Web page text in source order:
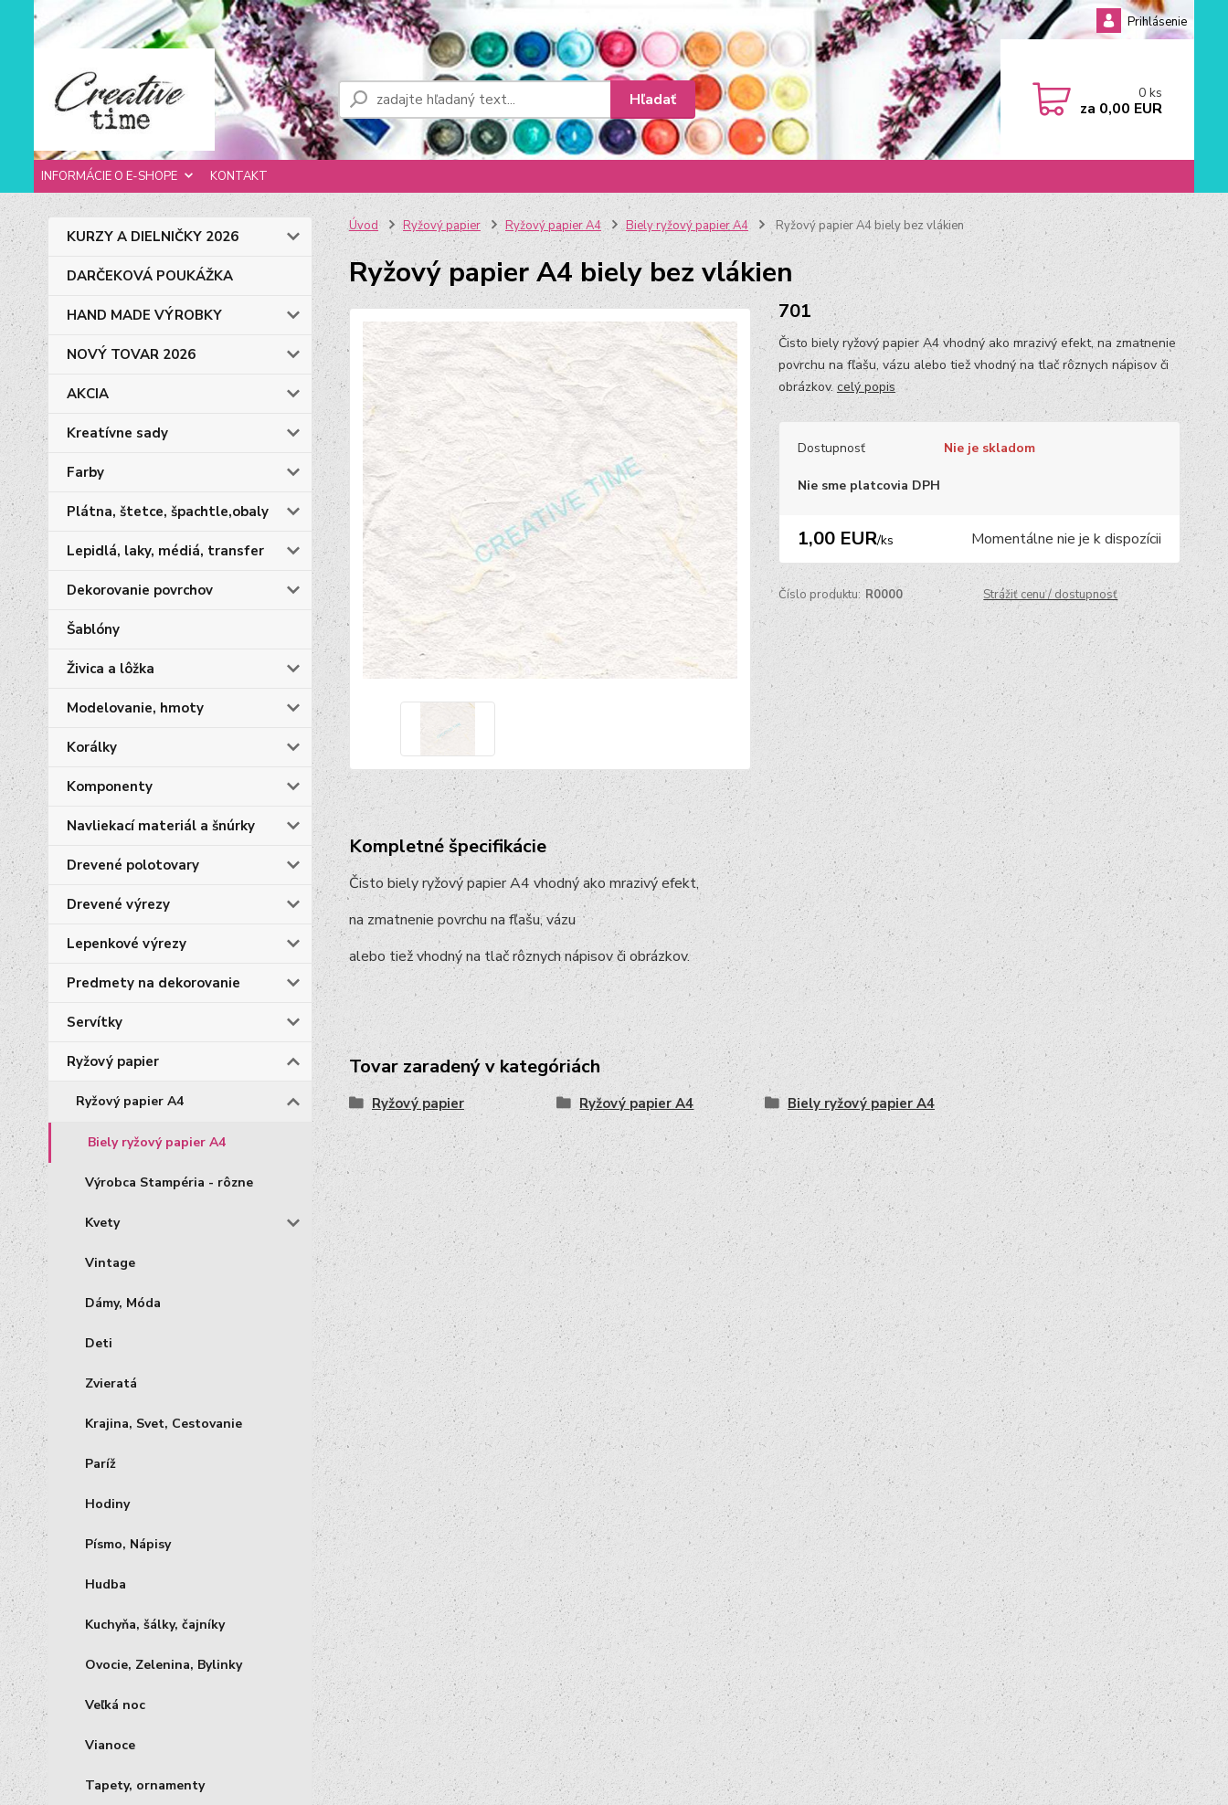
INFORMÁCIE O E-SHOPE KONTAKT
Prihlásenie
Hľadať 0ks
za 0,00 EUR
KURZY A DIELNIČKY 2026
DARČEKOVÁ POUKÁŽKA
HAND MADE VÝROBKY
NOVÝ TOVAR 2026
AKCIA
Kreatívne sady
Farby
Plátna, štetce, špachtle,obaly
Lepidlá, laky, médiá, transfer
Dekorovanie povrchov
Šablóny
Živica a lôžka
Modelovanie, hmoty
Korálky
Komponenty
Navliekací materiál a šnúrky
Drevené polotovary
Drevené výrezy
Lepenkové výrezy
Predmety na dekorovanie
Servítky
Ryžový papier
Ryžový papier A4
Biely ryžový papier A4
Výrobca Stampéria - rôzne
Kvety
Vintage
Dámy, Móda
Deti
Zvieratá
Krajina, Svet, Cestovanie
Paríž
Hodiny
Písmo, Nápisy
Hudba
Kuchyňa, šálky, čajníky
Ovocie, Zelenina, Bylinky
Veľká noc
Vianoce
Tapety, ornamenty
Úvod Ryžový papier Ryžový papier A4 Biely ryžový papier A4 Ryžový papier A4 biely bez vlákien
Ryžový papier A4 biely bez vlákien
701
Čisto biely ryžový papier A4 vhodný ako mrazivý efekt, na zmatnenie
povrchu na fľašu, vázu alebo tiež vhodný na tlač rôznych nápisov či
obrázkov. celý popis
Dostupnosť Nie je skladom
Nie sme platcovia DPH
1,00 EUR/ks Momentálne nie je k dispozícii
Číslo produktu: R0000 Strážiť cenu / dostupnosť
Kompletné špecifikácie
Čisto biely ryžový papier A4 vhodný ako mrazivý efekt,
na zmatnenie povrchu na fľašu, vázu
alebo tiež vhodný na tlač rôznych nápisov či obrázkov.
Tovar zaradený v kategóriách
Ryžový papier Ryžový papier A4 Biely ryžový papier A4